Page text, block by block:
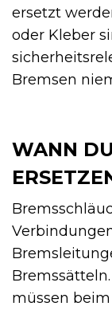
ersetzt
oder Kleber
Bremsen
WANN
müssen